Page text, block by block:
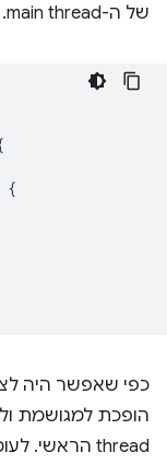
של ה-main thread.
{
הופכת למגושמת